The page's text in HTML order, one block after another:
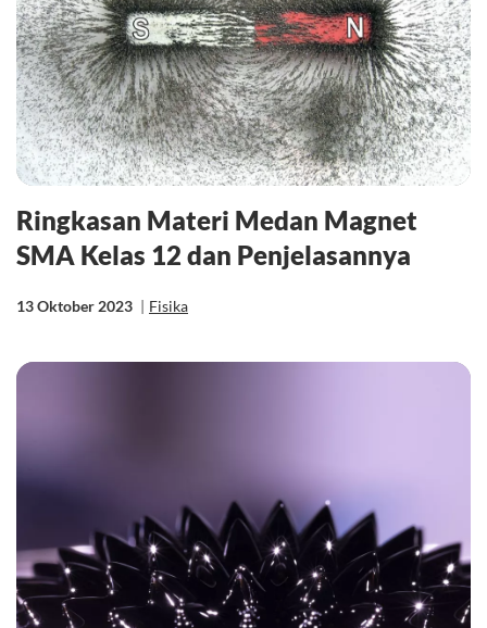
Ringkasan Materi Medan Magnet
SMA Kelas 12 dan Penjelasannya
13 Oktober 2023 | Fisika